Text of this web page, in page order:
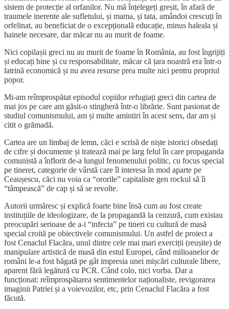
sistem de protecție al orfanilor. Nu mă înțelegeți greșit, în afară de
traumele inerente ale sufletului, și mama, și tata, amândoi crescuți în
orfelinat, au beneficiat de o excepțională educație, minus haleala și
hainele necesare, dar măcar nu au murit de foame.
Nici copilașii greci nu au murit de foame în România, au fost îngrijiți
și educați bine și cu responsabilitate, măcar că țara noastră era într-o
latrină economică și nu avea resurse prea multe nici pentru propriul
popor.
Mi-am reîmprospătat episodul copiilor refugiați greci din cartea de
mai jos pe care am găsit-o stingheră într-o librărie. Sunt pasionat de
studiul comunismului, am și multe amintiri în acest sens, dar am și
citit o grămadă.
Cartea are un limbaj de lemn, căci e scrisă de niște istorici obsedați
de cifre și documente și tratează mai pe larg felul în care propaganda
comunistă a înflorit de-a lungul fenomenului politic, cu focus special
pe tineret, categorie de vârstă care îl interesa în mod aparte pe
Ceaușescu, căci nu voia ca “ororile” capitaliste gen rockul să îi
“tâmpească” de cap și să se revolte.
Autorii urmăresc și explică foarte bine însă cum au fost create
instituțiile de ideologizare, de la propagandă la cenzură, cum existau
preocupări serioase de a-i “infecta” pe tineri cu cultură de masă
special croită pe obiectivele comunismului. Un astfel de proiect a
fost Cenaclul Flacăra, unul dintre cele mai mari exerciții (reușite) de
manipulare artistică de masă din estul Europei, când milioanelor de
români le-a fost băgată pe gât impresia unei mișcări culturale libere,
aparent fără legătură cu PCR. Când colo, nici vorba. Dar a
funcționat: reîmprospătarea sentimentelor naționaliste, revigorarea
imaginii Patriei și a voievozilor, etc, prin Cenaclul Flacăra a fost
făcută.